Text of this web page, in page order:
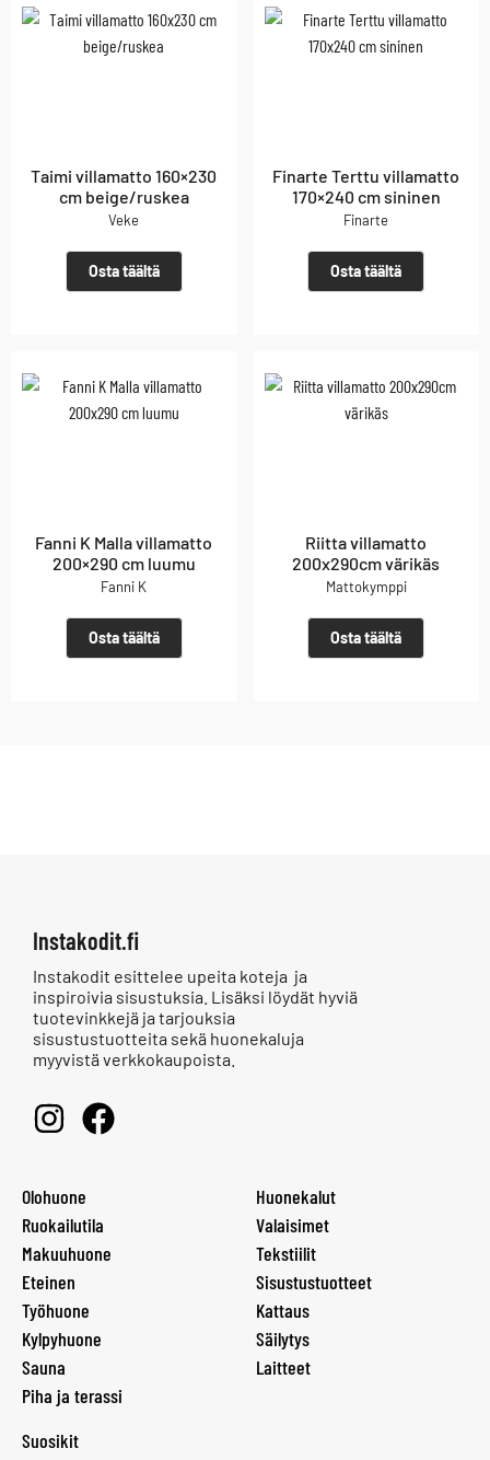
Taimi villamatto 160×230
cm beige/ruskea
Veke
Osta täältä
Finarte Terttu villamatto
170×240 cm sininen
Finarte
Osta täältä
Fanni K Malla villamatto
200×290 cm luumu
Fanni K
Osta täältä
Riitta villamatto
200x290cm värikäs
Mattokymppi
Osta täältä
Instakodit.fi
Instakodit esittelee upeita koteja ja
inspiroivia sisustuksia. Lisäksi löydät hyviä
tuotevinkkejä ja tarjouksia
sisustustuotteita sekä huonekaluja
myyvistä verkkokaupoista.
Olohuone
Ruokailutila
Makuuhuone
Eteinen
Työhuone
Kylpyhuone
Sauna
Piha ja terassi
Huonekalut
Valaisimet
Tekstiilit
Sisustustuotteet
Kattaus
Säilytys
Laitteet
Suosikit